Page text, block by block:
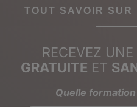
TOUT SAVOIR SUR
RECEVEZ
GRATUITE ET
Quelle